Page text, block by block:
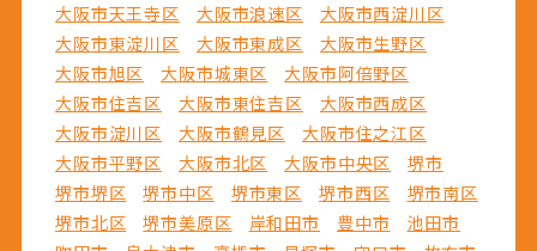
大阪市天王寺区
大阪市浪速区
大阪市西淀川区
大阪市東淀川区
大阪市東成区
大阪市生野区
大阪市旭区
大阪市城東区
大阪市阿倍野区
大阪市住吉区
大阪市東住吉区
大阪市西成区
大阪市淀川区
大阪市鶴見区
大阪市住之江区
大阪市平野区
大阪市北区 大阪市中央区
堺市
堺市堺区
堺市中区 堺市東区 堺市西区
堺市南区
堺市北区
堺市美原区 岸和田市 豊中市
池田市